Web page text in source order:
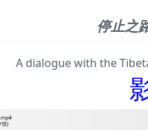
停止之
A dialogue with the